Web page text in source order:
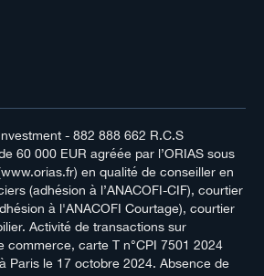
- 882 888 662 R.C.S
60 000 EUR agréée par l’ORIAS sous
en qualité de conseiller en
(adhésion à l’ANACOFI-CIF), courtier
à l'ANACOFI Courtage), courtier
Activité de transactions sur
commerce, carte T n°CPI 7501 2024
Paris le 17 octobre 2024. Absence de